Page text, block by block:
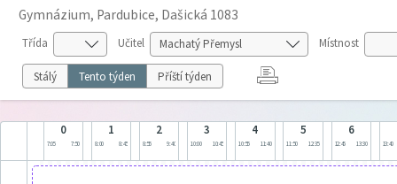
Gymnázium, Pardubice, Dašická 1083
Třída Učitel Místnost
Stálý Tento týden Příští týden
0
7:05 7:50
1
8:00 8:45
2
8:55 9:40
3
10:00 10:45
4
10:55 11:40
5
11:50 12:35
6
12:45 13:30 13:40